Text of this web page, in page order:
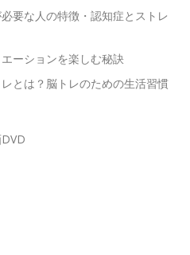
要な人の特徴・認知症とストレ
ーションを楽しむ秘訣
とは？脳トレのための生活習慣